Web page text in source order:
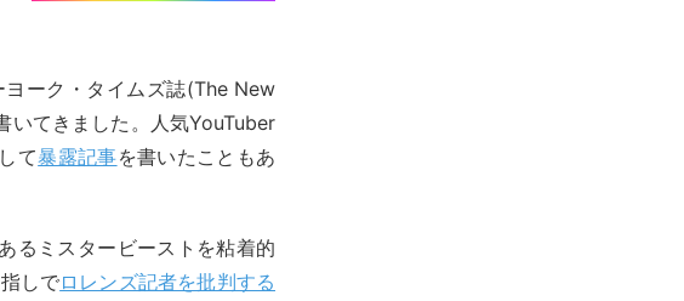
ーク・タイムズ誌(The New
いてきました。人気YouTuber
て暴露記事を書いたこともあ
るミスタービーストを粘着的
しでロレンズ記者を批判する